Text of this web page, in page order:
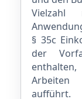
Vielzahl
§ 35c
der
Arbeiten
aufführt.